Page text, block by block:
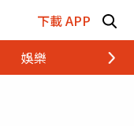
下載 APP
娛樂 財經